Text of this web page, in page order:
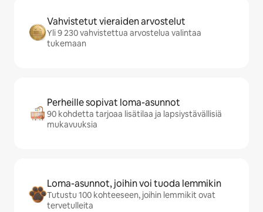
Vahvistetut vieraiden arvostelut
Yli 9 230 vahvistettua arvostelua valintaa
tukemaan
Perheille sopivat loma-asunnot
90 kohdetta tarjoaa lisätilaa ja lapsiystävällisiä
mukavuuksia
Loma-asunnot, joihin voi tuoda lemmikin
Tutustu 100 kohteeseen, joihin lemmikit ovat
tervetulleita